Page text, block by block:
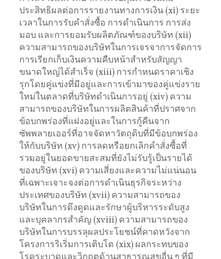
ประสิทธิผลต่อการรายงานทางการเงิน (xi) ระยะ
เวลาในการรับคำสั่งซื้อ การดำเนินการ การส่ง
มอบ และการยอมรับผลิตภัณฑ์ของบริษัท (xii)
ความสามารถของบริษัทในการเจรจาการจัดการ
การเรียกเก็บเงินความคืบหน้าสำหรับสัญญา
ขนาดใหญ่ได้สำเร็จ (xiii) การกำหนดราคาเชิง
รุกโดยคู่แข่งที่มีอยู่และการเข้ามาของคู่แข่งราย
ใหม่ในตลาดที่บริษัทดำเนินการอยู่ (xiv) ความ
สามารถของบริษัทในการผลิตสินค้าที่ปราศจาก
ข้อบกพร่องที่แฝงอยู่และในการกู้คืนจาก
ซัพพลายเออร์ที่อาจจัดหาวัตถุดิบที่มีข้อบกพร่อง
ให้กับบริษัท (xv) การลดหรือยกเลิกคำสั่งซื้อที่
รวมอยู่ในยอดขายสะสมที่ยังไม่รับรู้เป็นรายได้
ของบริษัท (xvi) ความเสี่ยงและความไม่แน่นอน
ที่เฉพาะเจาะจงต่อการดำเนินธุรกิจระหว่าง
ประเทศของบริษัท (xvii) ความสามารถของ
บริษัทในการดึงดูดและรักษาผู้บริหารระดับสูง
และบุคลากรสำคัญ (xviii) ความสามารถของ
บริษัทในการบรรลุผลประโยชน์ที่คาดหวังจาก
โครงการริเริ่มการเติบโต (xix) ผลกระทบของ